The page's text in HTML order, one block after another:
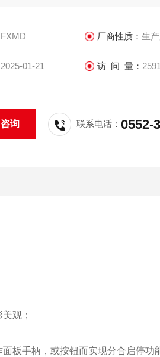
FXMD 厂商性质： 生
2025-01-21 访 问 量： 2591
询 联系电话：0552-
观；
板手柄，或按钮而实现分合启停功